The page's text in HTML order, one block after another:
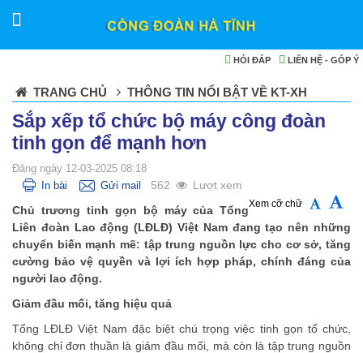
LIÊN HỆ - GÓP Ý
HỎI ĐÁP
TRANG CHỦ THÔNG TIN NỔI BẬT VỀ KT-XH
Sắp xếp tổ chức bộ máy công đoàn
tinh gọn để mạnh hơn
Đăng ngày 12-03-2025 08:18
In bài
Gửi mail 562 Lượt xem
Xem cỡ chữ
Chủ trương tinh gọn bộ máy của Tổng
Liên đoàn Lao động (LĐLĐ) Việt Nam đang tạo nên những
chuyển biến mạnh mẽ: tập trung nguồn lực cho cơ sở, tăng
cường bảo vệ quyền và lợi ích hợp pháp, chính đáng của
người lao động.
Giảm đầu mối, tăng hiệu quả
Tổng LĐLĐ Việt Nam đặc biệt chú trọng việc tinh gọn tổ chức,
không chỉ đơn thuần là giảm đầu mối, mà còn là tập trung nguồn